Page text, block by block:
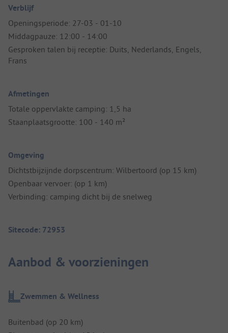
Verblijf
Openingsperiode: 27-03 - 01-10
Middagpauze: 12:00 - 14:00
Gesproken talen bij receptie: Duits, Nederlands, Engels,
Frans
Afmetingen
Totale oppervlakte camping: 1,5 ha
Staanplaatsgrootte: 100 - 140 m²
Omgeving
Dichtstbijzijnde dorpscentrum: Wilbertoord (op 15 km)
Openbaar vervoer: (op 1 km)
Verbinding: camping dicht bij de snelweg
Sitecode: 72953
Aanbod & voorzieningen
Zwemmen & Wellness
Buitenbad (op 20 km)